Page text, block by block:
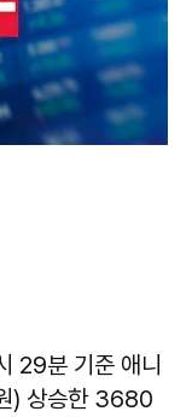
29분 기준 애니
) 상승한 3680